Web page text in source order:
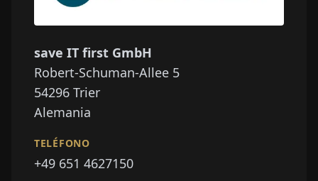
save IT first GmbH
Robert-Schuman-Allee 5
54296 Trier
Alemania
TELÉFONO
+49 651 4627150